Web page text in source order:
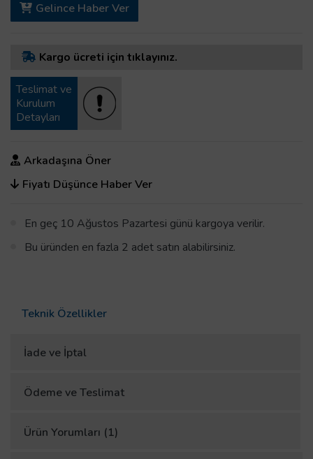
Gelince Haber Ver
Kargo ücreti için tıklayınız.
Teslimat ve
Kurulum
Detayları
Arkadaşına Öner
Fiyatı Düşünce Haber Ver
En geç 10 Ağustos Pazartesi günü kargoya verilir.
Bu üründen en fazla 2 adet satın alabilirsiniz.
Teknik Özellikler
İade ve İptal
Ödeme ve Teslimat
Ürün Yorumları (1)